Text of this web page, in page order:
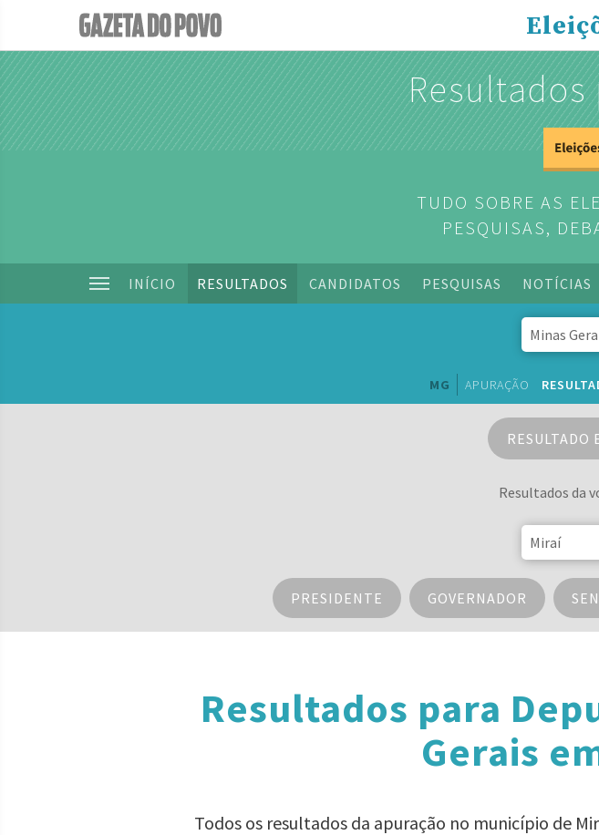
TUDO SOBRE AS
PESQUISAS,
INÍCIO RESULTADOS CANDIDATOS PESQUISAS NOTÍCIAS
MG APURAÇÃO
RESULTADO
Resultados da
PRESIDENTE GOVERNADOR
Resultados para
Gerais
Todos os resultados da apuração no município de